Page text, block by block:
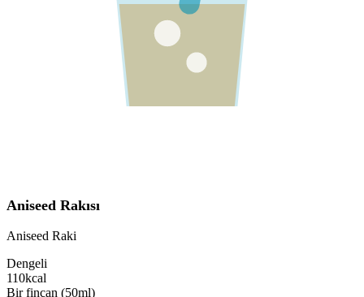
Aniseed Rakısı
Aniseed Raki
Dengeli
110kcal
Bir fincan (50ml)